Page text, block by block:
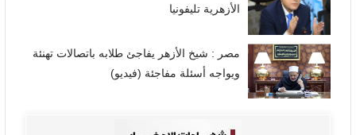
الأزهرية تليفونيا
مصر : شيخ الأزهر يفاجئ طلابه باتصالات تهنئة
ويواجه أسئلة مفاجئة (فيديو)